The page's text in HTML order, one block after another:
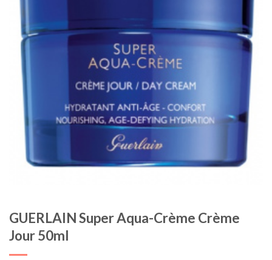
GUERLAIN Super Aqua-Crème Crème
Jour 50ml